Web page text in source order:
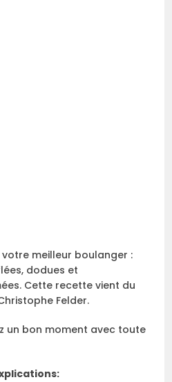
meilleur boulanger :
dodues et
Cette recette vient du
Felder.
un bon moment avec toute